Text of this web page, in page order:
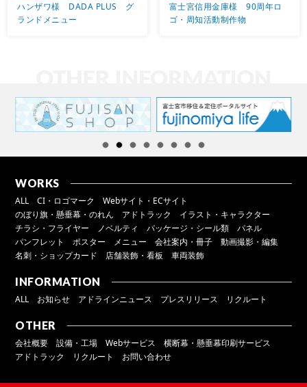
ハンザワ様 DADA PLUS グ
ランドメニュー
富士宮信用金庫様 90周年ロ
ゴ・周知活動制作物
WORKS
ALL CI・ロゴマーク
Webサイト・ECサイト
のぼり旗・懸垂幕・のれん
アドトラック
イラスト・キャラクター
チラシ・フライヤー
ノベルティ パッケージ・シール類
パネル
パンフレット
ポスター メニュー 会社案内・冊子
動画撮影・編集
名刺・ショップカード
店舗装飾・看板 車両装飾
INFORMATION
ALL お知らせ アドラインニュース プレスリリース リクルート
OTHER
会社概要 設備・工場 Webサービス
横断幕・懸垂幕印刷サービス
アドトラック
リクルート お問い合わせ